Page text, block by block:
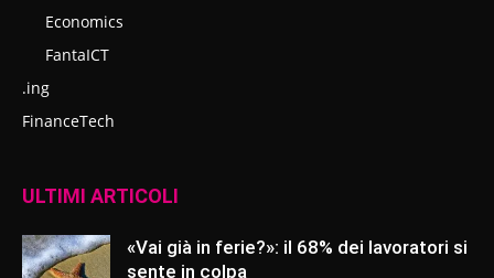
Economics
FantaICT
.ing
FinanceTech
ULTIMI ARTICOLI
«Vai già in ferie?»: il 68% dei lavoratori si
sente in colpa